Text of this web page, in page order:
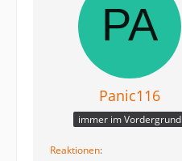
Panic116
immer im Vordergrund
Reaktionen